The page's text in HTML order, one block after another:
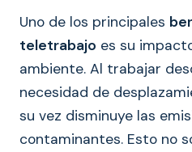
Uno de los principales
teletrabajo es su
ambiente. Al trabajar
necesidad de
su vez disminuye las
contaminantes. Esto no